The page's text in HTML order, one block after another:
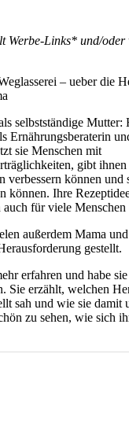
Werbe-Links* und/oder
selbstständige Mutter:
Ernährungsberaterin
sie Menschen mit
gibt
verbessern können
können. Ihre
auch für viele
außerdem Mama
gestellt.
erfahren und habe
Sie erzählt, welchen
sah und wie sie damit
zu sehen, wie sich